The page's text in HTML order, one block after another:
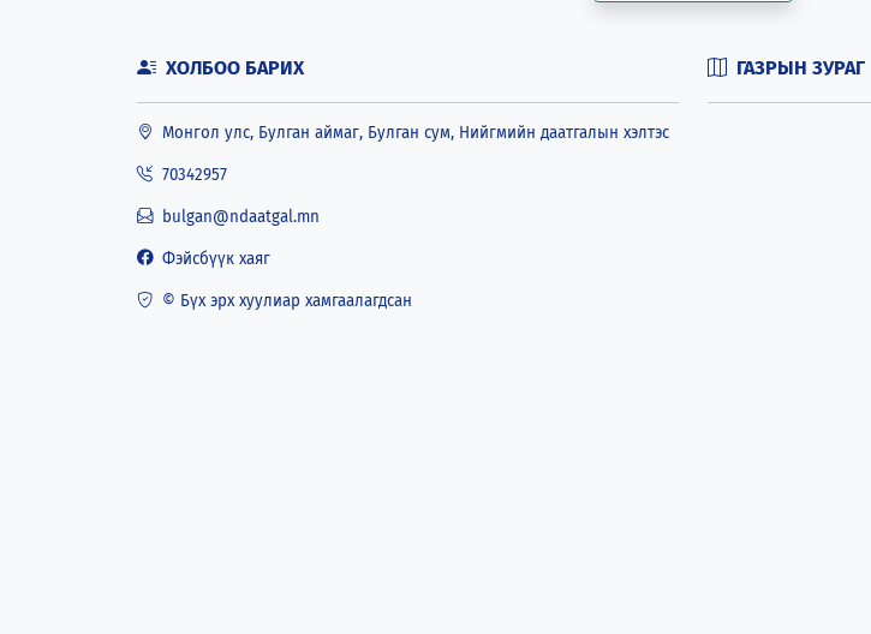
ХОЛБОО БАРИХ
Монгол улс, Булган аймаг, Булган сум, Нийгмийн даатгалын хэлтэс
70342957
bulgan@ndaatgal.mn
Фэйсбүүк хаяг
© Бүх эрх хуулиар хамгаалагдсан
ГАЗРЫН ЗУРАГ